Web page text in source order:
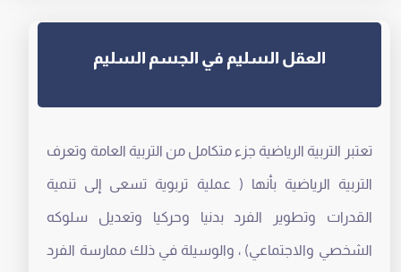
العقل السليم في الجسم السليم
تعتبر التربية الرياضية جزء متكامل من التربية العامة وتعرف
التربية الرياضية بأنها ( عملية تربوية تسعى إلى تنمية
القدرات وتطوير الفرد بدنيا وحركيا وتعديل سلوكه
الشخصي والاجتماعي) ، والوسيلة في ذلك ممارسة الفرد